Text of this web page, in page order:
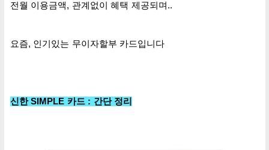
전월 이용금액, 관계없이 혜택 제공되며..
요즘, 인기있는 무이자할부 카드입니다
신한 SIMPLE 카드 : 간단 정리